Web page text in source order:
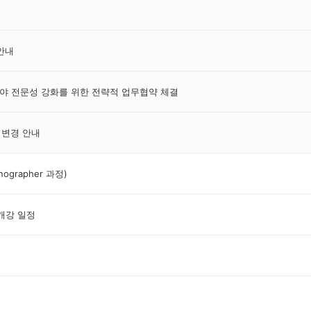
내
전문성 강화를 위한 전략적 업무협약 체결
경 안내
과정)
강 일정